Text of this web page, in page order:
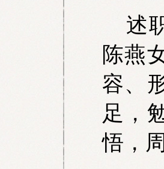
述
陈燕
容、
足，
悟，